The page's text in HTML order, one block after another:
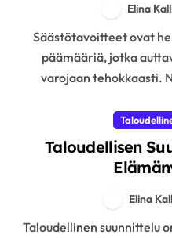
Elina
Säästötavoitteet ovat henkilökohtaisia taloudellisia
päämääriä, jotka
varojaan tehokkaasti.
Taloudellisen
Elina
Taloudellinen suunnittelu on keskeinen osa elämää, sillä